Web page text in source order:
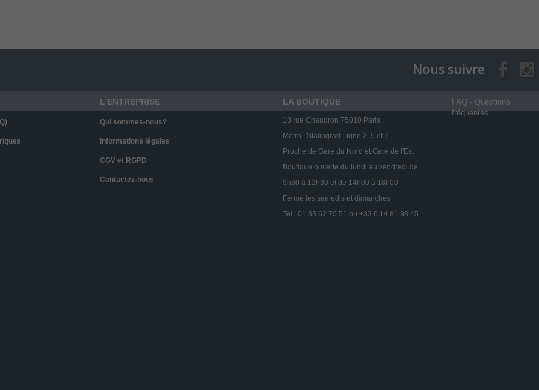
Nous suivre
L'ENTREPRISE
Qui sommes-nous?
Informations légales
CGV et RGPD
Contactez-nous
LA BOUTIQUE
18 rue Chaudron 75010 Paris
Métro : Stalingrad Ligne 2, 5 et 7
Proche de Gare du Nord et Gare de l'Est
Boutique ouverte du lundi au vendredi de
9h30 à 12h30 et de 14h00 à 18h00
Fermé les samedis et dimanches
Tel : 01.83.62.70.51 ou +33 6.14.81.98.45
FAQ - Questions
fréquentes